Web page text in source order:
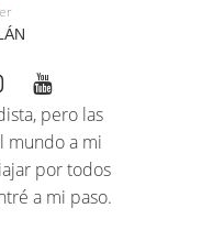
pero las
mundo a mi
por todos
a mi paso.